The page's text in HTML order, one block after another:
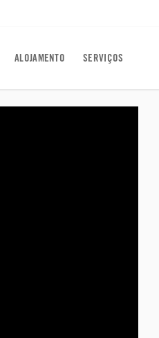
ALOJAMENTO SERVIÇOS